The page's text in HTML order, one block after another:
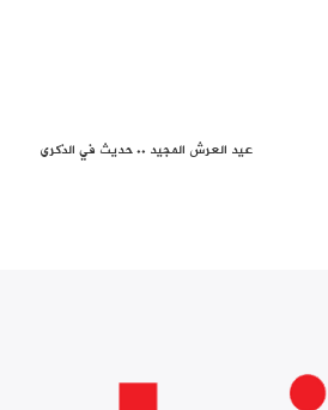
عيد العرش المجيد .. حديث في الذكرى